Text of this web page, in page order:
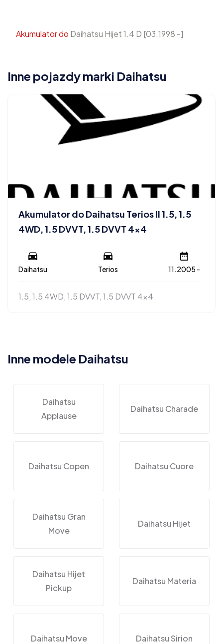
Akumulator do Daihatsu Hijet 1.4 D [03.1998 -]
Inne pojazdy marki Daihatsu
Akumulator do Daihatsu Terios II 1.5, 1.5
4WD, 1.5 DVVT, 1.5 DVVT 4×4
Daihatsu Terios 11.2005 -
1.5, 1.5 4WD, 1.5 DVVT, 1.5 DVVT 4x4
Inne modele Daihatsu
Daihatsu
Applause
Daihatsu Charade
Daihatsu Copen Daihatsu Cuore
Daihatsu Gran
Move
Daihatsu Hijet
Daihatsu Hijet
Pickup
Daihatsu Materia
Daihatsu Move Daihatsu Sirion